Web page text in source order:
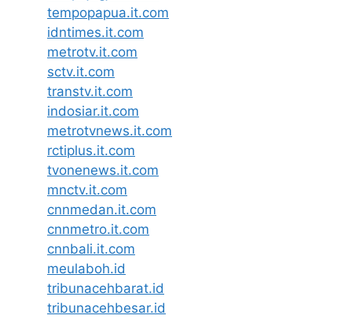
tempopapua.it.com
idntimes.it.com
metrotv.it.com
sctv.it.com
transtv.it.com
indosiar.it.com
metrotvnews.it.com
rctiplus.it.com
tvonenews.it.com
mnctv.it.com
cnnmedan.it.com
cnnmetro.it.com
cnnbali.it.com
meulaboh.id
tribunacehbarat.id
tribunacehbesar.id